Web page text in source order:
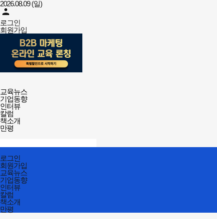
2026.08.09 (일)
person
로그인
회원가입
전체메뉴
열기/
닫기
교육뉴스
기업동향
인터뷰
칼럼
책소개
만평
열기/
닫기
검색
전체메뉴
닫기
로그인
회원가입
교육뉴스
기업동향
인터뷰
칼럼
책소개
만평